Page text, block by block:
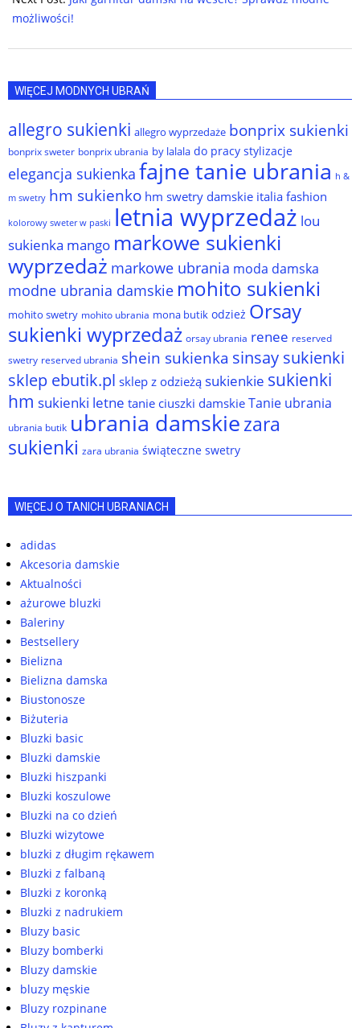
możliwości!
WIĘCEJ MODNYCH UBRAŃ
allegro sukienki allegro wyprzedaże bonprix sukienki
bonprix sweter bonprix ubrania by lalala do pracy stylizacje
elegancja sukienka fajne tanie ubrania h &
m swetry hm sukienko hm swetry damskie italia fashion
kolorowy sweter w paski letnia wyprzedaż lou
sukienka mango markowe sukienki
wyprzedaż markowe ubrania moda damska
modne ubrania damskie mohito sukienki
mohito swetry mohito ubrania mona butik odzież Orsay
sukienki wyprzedaż orsay ubrania renee reserved
swetry reserved ubrania shein sukienka sinsay sukienki
sklep ebutik.pl sklep z odzieżą sukienkie sukienki
hm sukienki letne tanie ciuszki damskie Tanie ubrania
ubrania butik ubrania damskiezara
sukienki zara ubrania świąteczne swetry
WIĘCEJ O TANICH UBRANIACH
adidas
Akcesoria damskie
Aktualności
ażurowe bluzki
Baleriny
Bestsellery
Bielizna
Bielizna damska
Biustonosze
Biżuteria
Bluzki basic
Bluzki damskie
Bluzki hiszpanki
Bluzki koszulowe
Bluzki na co dzień
Bluzki wizytowe
bluzki z długim rękawem
Bluzki z falbaną
Bluzki z koronką
Bluzki z nadrukiem
Bluzy basic
Bluzy bomberki
Bluzy damskie
bluzy męskie
Bluzy rozpinane